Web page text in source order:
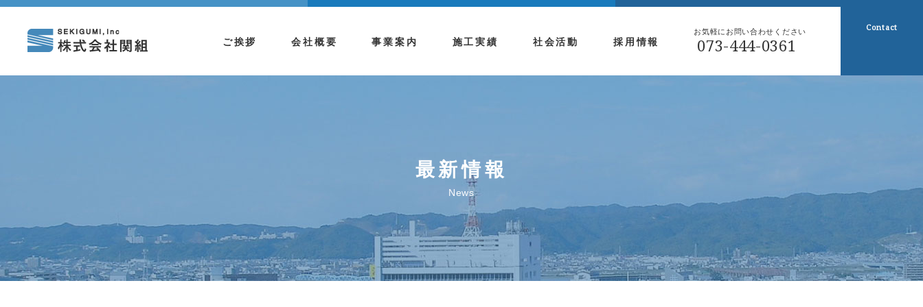
ご挨拶 会社概要 事業案内 施工実績 社会活動 採用情報
お気軽にお問い合わせください
073-444-0361
Contact
最新情報
News